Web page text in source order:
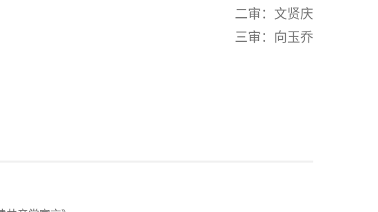
二审：文贤庆
三审：向玉乔